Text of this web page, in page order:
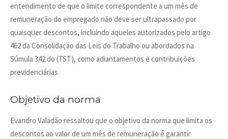
entendimento de que o limite correspondente a um mês de
remuneração do empregado não deve ser ultrapassado por
quaisquer descontos, incluindo aqueles autorizados pelo artigo
462 da Consolidação das Leis do Trabalho ou abordados na
Súmula 342 do (TST), como adiantamentos e contribuições
previdenciárias.
Objetivo da norma
Evandro Valadão ressaltou que o objetivo da norma que limita os
descontos ao valor de um mês de remuneração é garantir